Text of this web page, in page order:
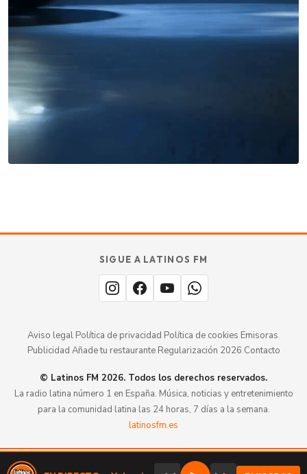
TU SABOR
MERECE
ESTARaquí.
SIGUE A LATINOS FM
Aviso legal· Política de privacidad Política de cookies Emisoras
Publicidad Añade tu restaurante· Regularización 2026 Contacto
© Latinos FM 2026. Todos los derechos reservados.
La radio latina número 1 en España. Música, noticias y entretenimiento
para la comunidad latina las 24 horas, 7 días a la semana.
latinosfm.es
Valencia 107.9 DAB+